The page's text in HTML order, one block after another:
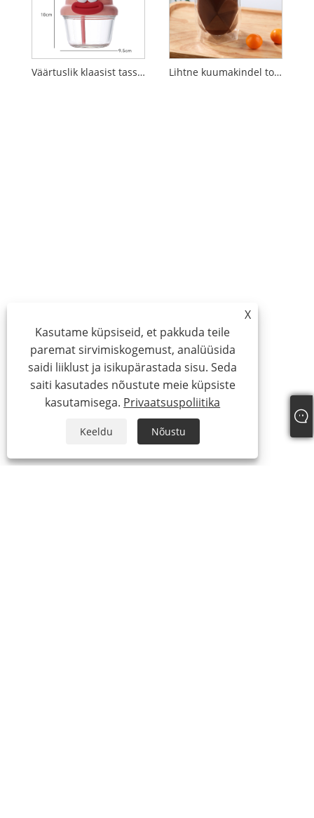
Väärtuslik klaasist tass Internetikuulus mini DunDun veetass Lihtne kuumakindel topeltseinaga isoleeritud klaasist tass
X
Kasutame küpsiseid, et pakkuda teile
paremat sirvimiskogemust, analüüsida
saidi liiklust ja isikupärastada sisu. Seda
saiti kasutades nõustute meie küpsiste
kasutamisega. Privaatsuspoliitika
Keeldu Nõustu